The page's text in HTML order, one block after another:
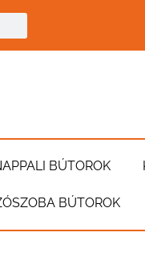
BÚTOROK
BÚTOROK